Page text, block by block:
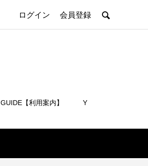
ログイン 会員登録 
GUIDE【利用案内】 Y